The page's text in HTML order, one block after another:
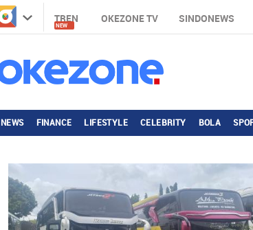
TREN
NEW
OKEZONE TV SINDONEWS
NEWS FINANCE LIFESTYLE CELEBRITY BOLA